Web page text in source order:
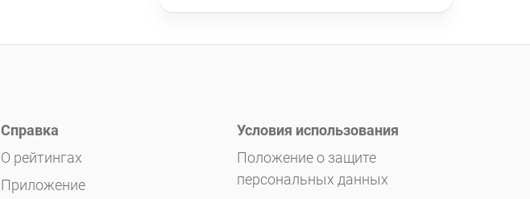
Справка
О рейтингах
Приложение
Условия использования
Положение о защите
персональных данных